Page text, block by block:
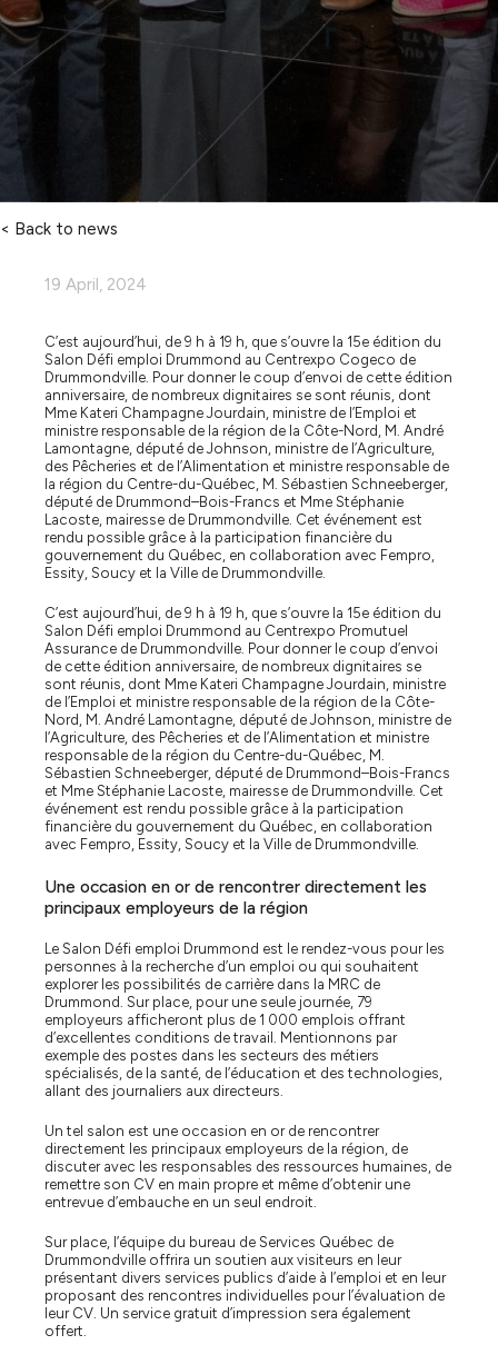
< Back to news
19 April, 2024
C’est aujourd’hui, de 9 h à 19 h, que s’ouvre la 15e édition du
Salon Défi emploi Drummond au Centrexpo Cogeco de
Drummondville. Pour donner le coup d’envoi de cette édition
anniversaire, de nombreux dignitaires se sont réunis, dont
Mme Kateri Champagne Jourdain, ministre de l’Emploi et
ministre responsable de la région de la Côte-Nord, M. André
Lamontagne, député de Johnson, ministre de l’Agriculture,
des Pêcheries et de l’Alimentation et ministre responsable de
la région du Centre-du-Québec, M. Sébastien Schneeberger,
député de Drummond–Bois-Francs et Mme Stéphanie
Lacoste, mairesse de Drummondville. Cet événement est
rendu possible grâce à la participation financière du
gouvernement du Québec, en collaboration avec Fempro,
Essity, Soucy et la Ville de Drummondville.
C’est aujourd’hui, de 9 h à 19 h, que s’ouvre la 15e édition du
Salon Défi emploi Drummond au Centrexpo Promutuel
Assurance de Drummondville. Pour donner le coup d’envoi
de cette édition anniversaire, de nombreux dignitaires se
sont réunis, dont Mme Kateri Champagne Jourdain, ministre
de l’Emploi et ministre responsable de la région de la Côte-
Nord, M. André Lamontagne, député de Johnson, ministre de
l’Agriculture, des Pêcheries et de l’Alimentation et ministre
responsable de la région du Centre-du-Québec, M.
Sébastien Schneeberger, député de Drummond–Bois-Francs
et Mme Stéphanie Lacoste, mairesse de Drummondville. Cet
événement est rendu possible grâce à la participation
financière du gouvernement du Québec, en collaboration
avec Fempro, Essity, Soucy et la Ville de Drummondville.
Une occasion en or de rencontrer directement les
principaux employeurs de la région
Le Salon Défi emploi Drummond est le rendez-vous pour les
personnes à la recherche d’un emploi ou qui souhaitent
explorer les possibilités de carrière dans la MRC de
Drummond. Sur place, pour une seule journée, 79
employeurs afficheront plus de 1 000 emplois offrant
d’excellentes conditions de travail. Mentionnons par
exemple des postes dans les secteurs des métiers
spécialisés, de la santé, de l’éducation et des technologies,
allant des journaliers aux directeurs.
Un tel salon est une occasion en or de rencontrer
directement les principaux employeurs de la région, de
discuter avec les responsables des ressources humaines, de
remettre son CV en main propre et même d’obtenir une
entrevue d’embauche en un seul endroit.
Sur place, l’équipe du bureau de Services Québec de
Drummondville offrira un soutien aux visiteurs en leur
présentant divers services publics d’aide à l’emploi et en leur
proposant des rencontres individuelles pour l’évaluation de
leur CV. Un service gratuit d’impression sera également
offert.